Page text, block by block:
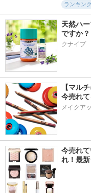
ランキン
天然ハ
ですか？
クナイプ
【マル
今売れ
メイクア
今売れ
れ！最